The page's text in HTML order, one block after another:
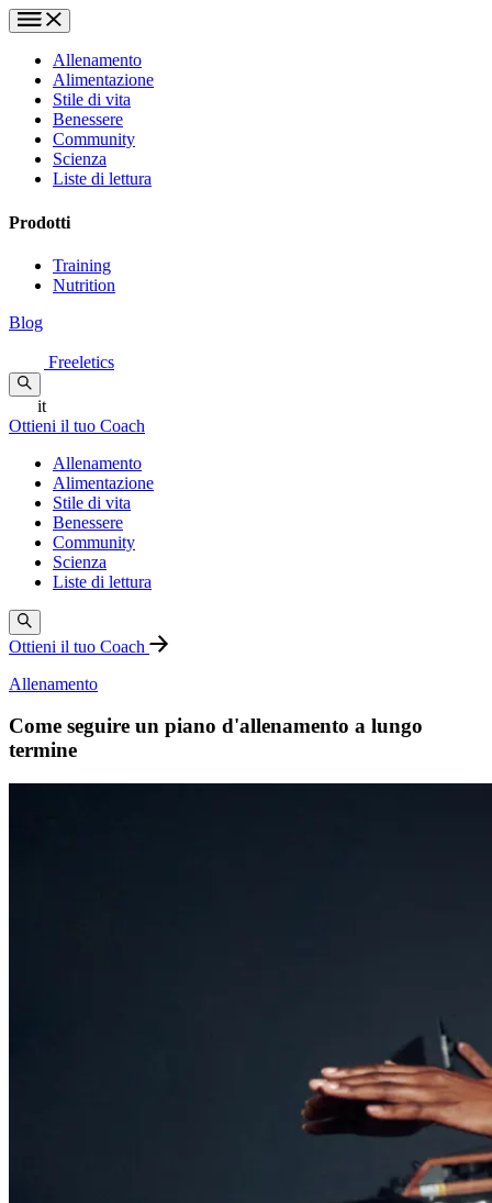
Allenamento
Alimentazione
Stile di vita
Benessere
Community
Scienza
Liste di lettura
Prodotti
Training
Nutrition
Blog
Freeletics
it
Ottieni il tuo Coach
Allenamento
Alimentazione
Stile di vita
Benessere
Community
Scienza
Liste di lettura
Ottieni il tuo Coach
Allenamento
Come seguire un piano d'allenamento a lungo
termine